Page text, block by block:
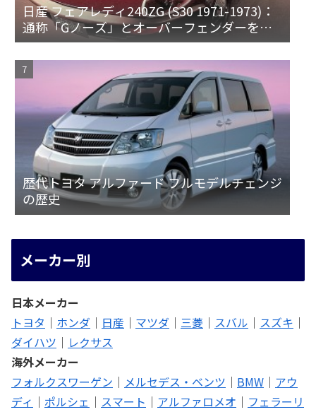
日産 フェアレディ240ZG (S30 1971-1973)：
通称「Gノーズ」とオーバーフェンダーを装
備した特別なZ
歴代トヨタ アルファード フルモデルチェンジ
の歴史
メーカー別
日本メーカー
トヨタ ｜ ホンダ ｜ 日産 ｜ マツダ ｜ 三菱 ｜ スバル ｜ スズキ ｜
ダイハツ ｜ レクサス
海外メーカー
フォルクスワーゲン ｜ メルセデス・ベンツ ｜ BMW ｜ アウ
ディ ｜ ポルシェ ｜ スマート ｜ アルファロメオ ｜ フェラーリ